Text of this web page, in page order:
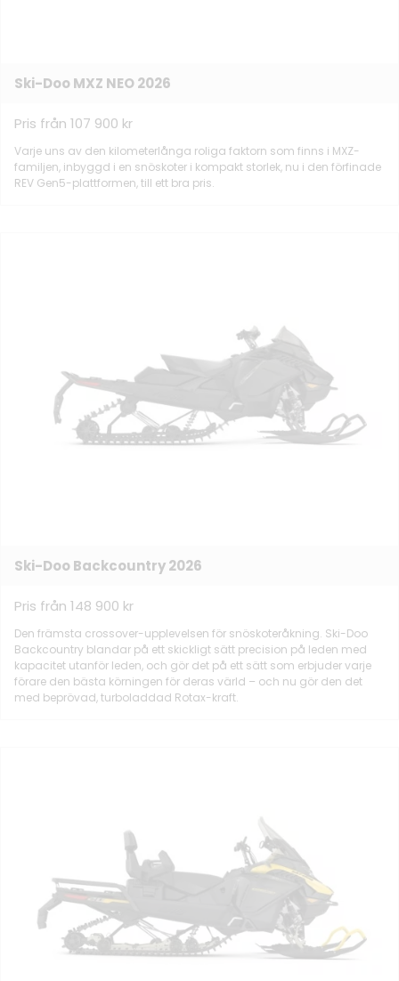
Ski-Doo MXZ NEO 2026
Pris från 107 900 kr
Varje uns av den kilometerlånga roliga faktorn som finns i MXZ-
familjen, inbyggd i en snöskoter i kompakt storlek, nu i den förfinade
REV Gen5-plattformen, till ett bra pris.
Ski-Doo Backcountry 2026
Pris från 148 900 kr
Den främsta crossover-upplevelsen för snöskoteråkning. Ski-Doo
Backcountry blandar på ett skickligt sätt precision på leden med
kapacitet utanför leden, och gör det på ett sätt som erbjuder varje
förare den bästa körningen för deras värld – och nu gör den det
med beprövad, turboladdad Rotax-kraft.